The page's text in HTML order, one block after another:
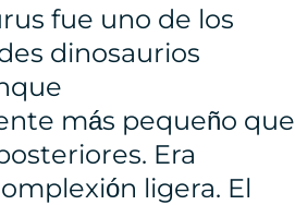
fue uno de los
dinosaurios
más pequeño que
Era
ligera. El